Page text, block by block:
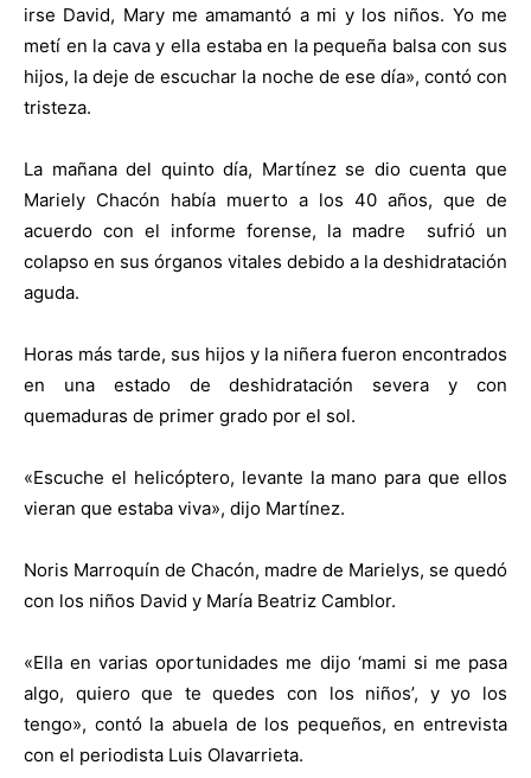
irse David, Mary me amamantó a mi y los niños. Yo me
metí en la cava y ella estaba en la pequeña balsa con sus
hijos, la deje de escuchar la noche de ese día», contó con
tristeza.
La mañana del quinto día, Martínez se dio cuenta que
Mariely Chacón había muerto a los 40 años, que de
acuerdo con el informe forense, la madre sufrió un
colapso en sus órganos vitales debido a la deshidratación
aguda.
Horas más tarde, sus hijos y la niñera fueron encontrados
en una estado de deshidratación severa y con
quemaduras de primer grado por el sol.
«Escuche el helicóptero, levante la mano para que ellos
vieran que estaba viva», dijo Martínez.
Noris Marroquín de Chacón, madre de Marielys, se quedó
con los niños David y María Beatriz Camblor.
«Ella en varias oportunidades me dijo ‘mami si me pasa
algo, quiero que te quedes con los niños’, y yo los
tengo», contó la abuela de los pequeños, en entrevista
con el periodista Luis Olavarrieta.